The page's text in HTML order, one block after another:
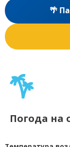
🌴
Погода на